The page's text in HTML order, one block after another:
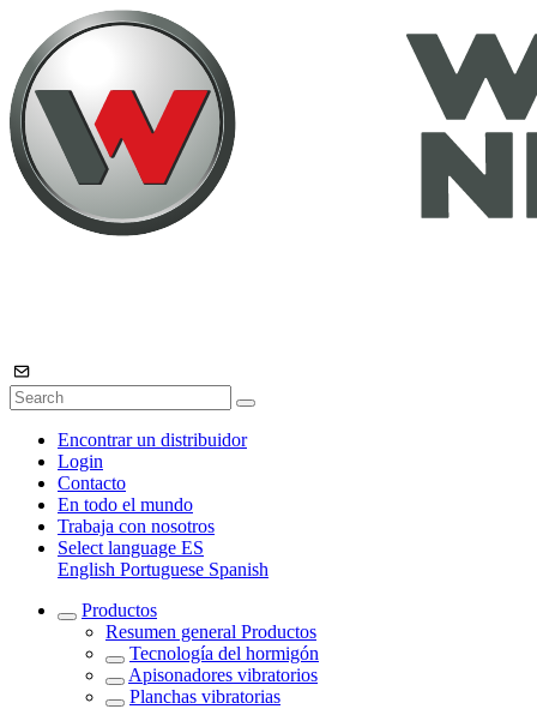
Encontrar un distribuidor
Login
Contacto
En todo el mundo
Trabaja con nosotros
Select language ES
English Portuguese Spanish
Productos
Resumen general Productos
Tecnología del hormigón
Apisonadores vibratorios
Planchas vibratorias